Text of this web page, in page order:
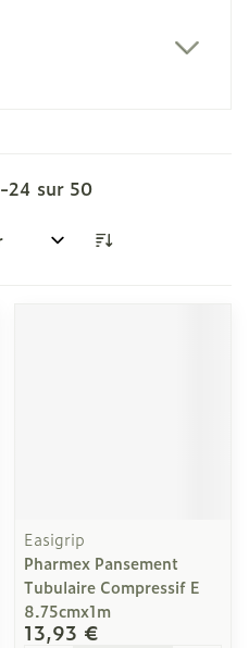
-24 sur 50
Easigrip
Pharmex Pansement
Tubulaire Compressif E
8.75cmx1m
13,93 €